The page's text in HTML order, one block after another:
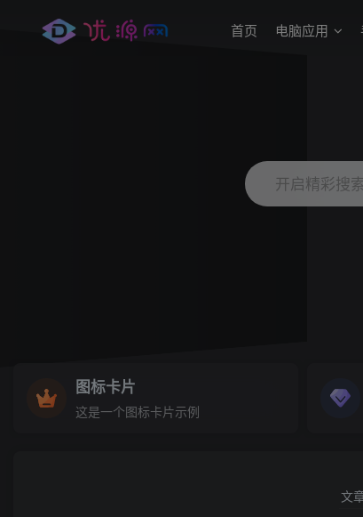
首页 电脑应用
开启精彩搜
图标卡片
这是一个图标卡片示例
文